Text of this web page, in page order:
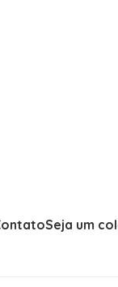
Seja um